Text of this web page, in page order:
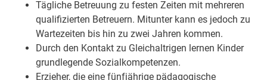
Tägliche Betreuung zu festen Zeiten mit mehreren
qualifizierten Betreuern. Mitunter kann es jedoch zu
Wartezeiten bis hin zu zwei Jahren kommen.
Durch den Kontakt zu Gleichaltrigen lernen Kinder
grundlegende Sozialkompetenzen.
Erzieher, die eine fünfjährige pädagogische